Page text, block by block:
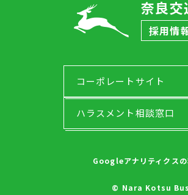
奈良交
採用情
コーポレートサイト
ハラスメント相談窓口
Googleアナリティクスの
© Nara Kotsu